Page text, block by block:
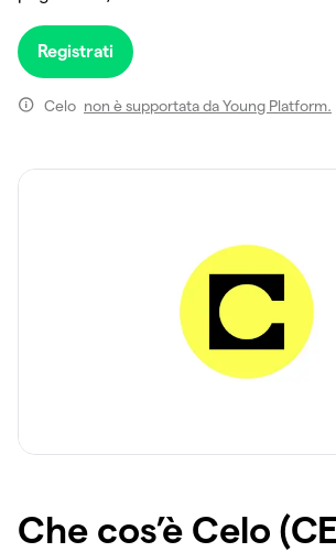
Registrati
Celo non è supportata da Young Platform.
Che cos’è Celo